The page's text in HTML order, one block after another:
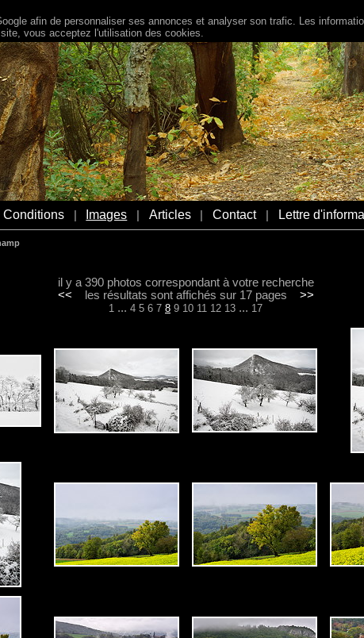
Conditions Images Articles Contact Lettre
il y a 390 photos correspondant à votre recherche
<< les résultats sont affichés sur 17 pages >>
1 ... 4 5 6 7 8 9 10 11 12 13 ... 17
afin de personnaliser ses annonces et analyser son trafic. Les
vous acceptez l'utilisation des cookies.